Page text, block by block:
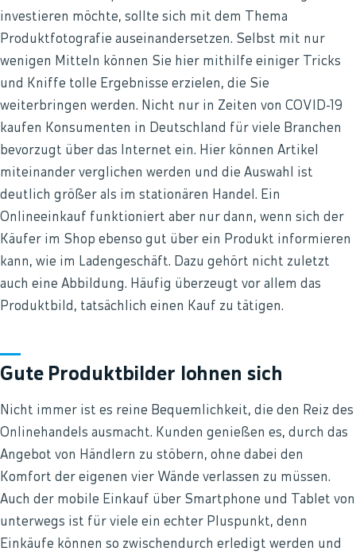
investieren möchte, sollte sich mit dem Thema
Produktfotografie auseinandersetzen. Selbst mit nur
wenigen Mitteln können Sie hier mithilfe einiger Tricks
und Kniffe tolle Ergebnisse erzielen, die Sie
weiterbringen werden. Nicht nur in Zeiten von COVID-19
kaufen Konsumenten in Deutschland für viele Branchen
bevorzugt über das Internet ein. Hier können Artikel
miteinander verglichen werden und die Auswahl ist
deutlich größer als im stationären Handel. Ein
Onlineeinkauf funktioniert aber nur dann, wenn sich der
Käufer im Shop ebenso gut über ein Produkt informieren
kann, wie im Ladengeschäft. Dazu gehört nicht zuletzt
auch eine Abbildung. Häufig überzeugt vor allem das
Produktbild, tatsächlich einen Kauf zu tätigen.
Gute Produktbilder lohnen sich
Nicht immer ist es reine Bequemlichkeit, die den Reiz des
Onlinehandels ausmacht. Kunden genießen es, durch das
Angebot von Händlern zu stöbern, ohne dabei den
Komfort der eigenen vier Wände verlassen zu müssen.
Auch der mobile Einkauf über Smartphone und Tablet von
unterwegs ist für viele ein echter Pluspunkt, denn
Einkäufe können so zwischendurch erledigt werden und